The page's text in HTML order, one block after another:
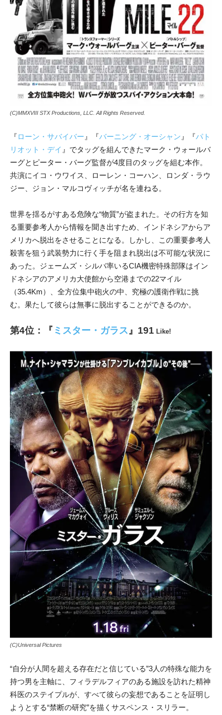
(C)MMXVIII STX Productions, LLC. All Rights Reserved.
『ローン・サバイバー 』『バーニング・オーシャン 』『パト
リオット・デイ 』でタッグを組んできたマーク・ウォールバ
ーグとピーター・バーグ監督が4度目のタッグを組む本作。
共演にイコ・ウワイス、ローレン・コーハン、ロンダ・ラウ
ジー、ジョン・マルコヴィッチが名を連ねる。
世界を揺るがすある危険な“物質”が盗まれた。その行方を知
る重要参考人から情報を聞き出すため、インドネシアからア
メリカへ脱出をさせることになる。しかし、この重要参考人
殺害を狙う武装勢力に行く手を阻まれ脱出は不可能な状況に
あった。ジェームズ・シルバ率いるCIA機密特殊部隊はイン
ドネシアのアメリカ大使館から空港までの22マイル
（35.4Km）、全方位集中砲火の中、究極の護衛作戦に挑
む。果たして彼らは無事に脱出することができるのか。
第4位：『 ミスター・ガラス 』191 Like!
(C)Universal Pictures
“自分が人間を超える存在だと信じている”3人の特殊な能力を
持つ男を主軸に、フィラデルフィアのある施設を訪れた精神
科医のステイプルが、すべて彼らの妄想であることを証明し
ようとする“禁断の研究”を描くサスペンス・スリラー。